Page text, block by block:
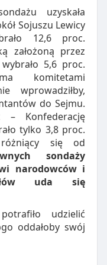
uzyskała
Sojuszu Lewicy
12,6 proc.
założoną przez
5,6 proc.
komitetami
wprowadziłby,
do Sejmu.
– Konfederację
tylko 3,8 proc.
się od
sondaży
narodowców i
uda się
udzielić
oddałoby swój